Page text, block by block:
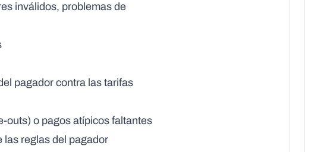
inválidos, problemas de
pagador contra las tarifas
outs) o pagos atípicos faltantes
las reglas del pagador